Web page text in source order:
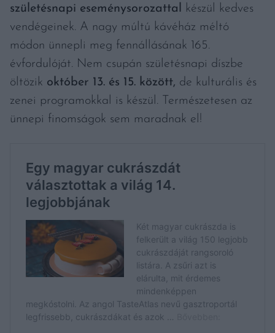
születésnapi eseménysorozattal készül kedves
vendégeinek. A nagy múltú kávéház méltó
módon ünnepli meg fennállásának 165.
évfordulóját. Nem csupán születésnapi díszbe
öltözik október 13. és 15. között, de kulturális és
zenei programokkal is készül. Természetesen az
ünnepi finomságok sem maradnak el!